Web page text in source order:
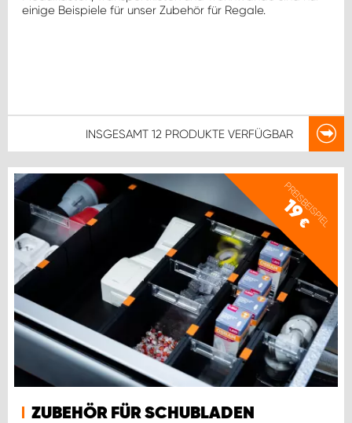
einige Beispiele für unser Zubehör für Regale.
INSGESAMT 12 PRODUKTE VERFÜGBAR
PREISBEISPIEL
19
€
ZUBEHÖR FÜR SCHUBLADEN